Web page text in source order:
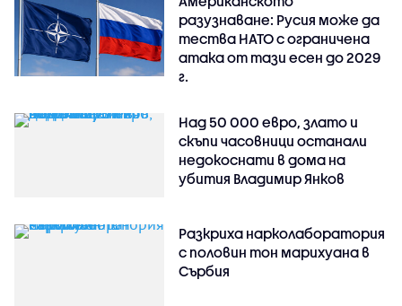
разузнаване: Русия може да
тества НАТО с ограничена
атака от тази есен до 2029
г.
Над 50 000 евро, злато и
скъпи часовници останали
недокоснати в дома на
убития Владимир Янков
Разкриха нарколаборатория
с половин тон марихуана в
Сърбия